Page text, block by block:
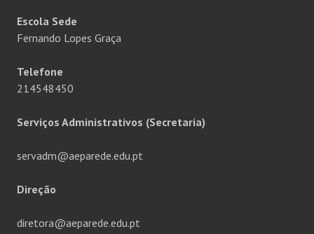
Escola Sede
Fernando Lopes Graça
Telefone
214548450
Serviços Administrativos (Secretaria)
servadm@aeparede.edu.pt
Direção
diretora@aeparede.edu.pt